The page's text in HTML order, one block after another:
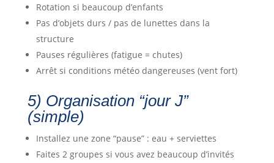
Rotation si beaucoup d’enfants
Pas d’objets durs / pas de lunettes dans la
structure
Pauses régulières (fatigue = chutes)
Arrêt si conditions météo dangereuses (vent fort)
5) Organisation “jour J”
(simple)
Installez une zone “pause” : eau + serviettes
Faites 2 groupes si vous avez beaucoup d’invités